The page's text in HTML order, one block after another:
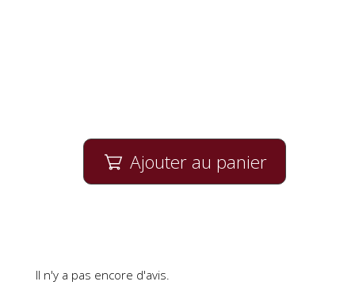
 Ajouter au panier
Il n'y a pas encore d'avis.